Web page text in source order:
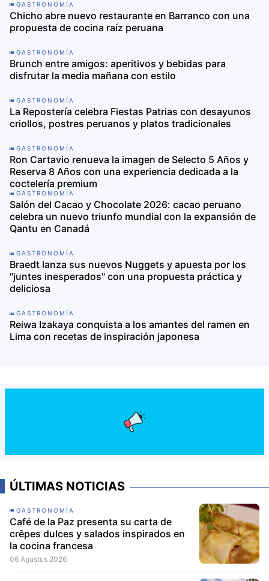
GASTRONOMÍA
Chicho abre nuevo restaurante en Barranco con una
propuesta de cocina raíz peruana
GASTRONOMÍA
Brunch entre amigos: aperitivos y bebidas para
disfrutar la media mañana con estilo
GASTRONOMÍA
La Repostería celebra Fiestas Patrias con desayunos
criollos, postres peruanos y platos tradicionales
GASTRONOMÍA
Ron Cartavio renueva la imagen de Selecto 5 Años y
Reserva 8 Años con una experiencia dedicada a la
coctelería premium
GASTRONOMÍA
Salón del Cacao y Chocolate 2026: cacao peruano
celebra un nuevo triunfo mundial con la expansión de
Qantu en Canadá
GASTRONOMÍA
Braedt lanza sus nuevos Nuggets y apuesta por los
"juntes inesperados" con una propuesta práctica y
deliciosa
GASTRONOMÍA
Reiwa Izakaya conquista a los amantes del ramen en
Lima con recetas de inspiración japonesa
ÚLTIMAS NOTICIAS
GASTRONOMÍA
Café de la Paz presenta su carta de
crêpes dulces y salados inspirados en
la cocina francesa
06 Agustus 2026